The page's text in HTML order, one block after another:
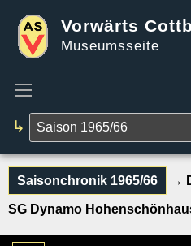
Vorwärts
Museumsseite
↳
Saisonchronik 1965/66 →
SG Dynamo